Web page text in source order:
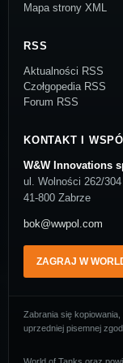
Mapa strony XML
RSS
Aktualności RSS
Czołgopedia RSS
Forum RSS
KONTAKT I
W&W Innovations
ul. Wolności 262/304
41-800 Zabrze
bok@wwpol.com
ZAGRAJ W
Zabrania się
uprzedniej pisemnej